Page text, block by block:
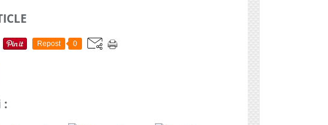
Repost 0
: